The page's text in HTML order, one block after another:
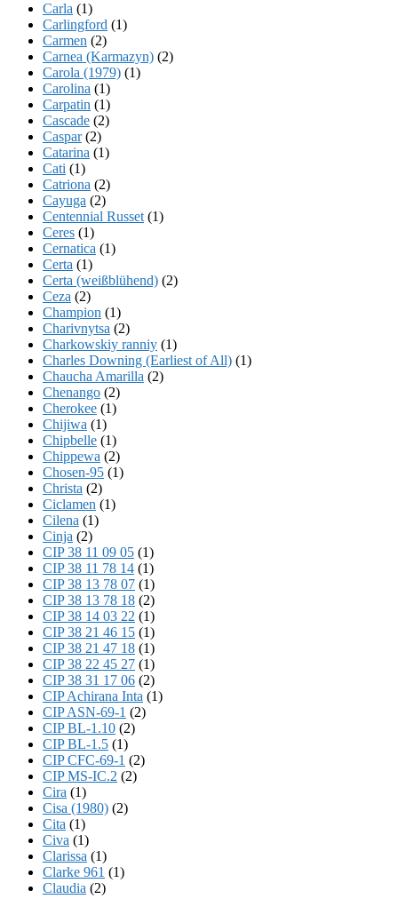
Carla (1)
Carlingford (1)
Carmen (2)
Carnea (Karmazyn) (2)
Carola (1979) (1)
Carolina (1)
Carpatin (1)
Cascade (2)
Caspar(2)
Catarina (1)
Cati (1)
Catriona (2)
Cayuga (2)
Centennial Russet (1)
Ceres (1)
Cernatica (1)
Certa (1)
Certa (weißblühend) (2)
Ceza (2)
Champion (1)
Charivnytsa (2)
Charkowskiy ranniy (1)
Charles Downing (Earliest of All) (1)
Chaucha Amarilla (2)
Chenango (2)
Cherokee (1)
Chijiwa (1)
Chipbelle (1)
Chippewa (2)
Chosen-95 (1)
Christa (2)
Ciclamen (1)
Cilena (1)
Cinja (2)
CIP 38 11 09 05 (1)
CIP 38 11 78 14 (1)
CIP 38 13 78 07 (1)
CIP 38 13 78 18 (2)
CIP 38 14 03 22 (1)
CIP 38 21 46 15 (1)
CIP 38 21 47 18 (1)
CIP 38 22 45 27 (1)
CIP 38 31 17 06 (2)
CIP Achirana Inta (1)
CIP ASN-69-1 (2)
CIP BL-1.10 (2)
CIP BL-1.5 (1)
CIP CFC-69-1 (2)
CIP MS-IC.2 (2)
Cira (1)
Cisa (1980) (2)
Cita (1)
Civa (1)
Clarissa (1)
Clarke 961 (1)
Claudia (2)